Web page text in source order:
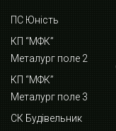
ПС Юність
КП “МФК”
Металург поле 2
КП “МФК”
Металург поле 3
СК Будівельник